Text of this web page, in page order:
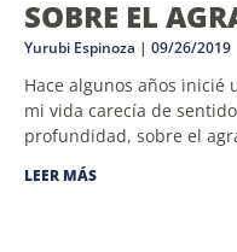
SOBRE EL
Yurubi Espinoza 09/26/2019
Hace algunos años
mi vida carecía de
profundidad, sobre el
LEER MÁS